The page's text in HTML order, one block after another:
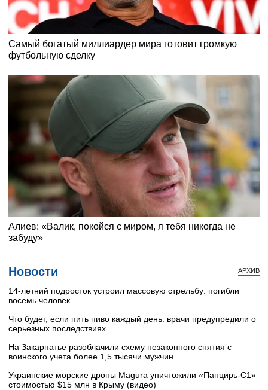
Новости АРХИВ
14-летний подросток устроил массовую стрельбу: погибли
восемь человек
Что будет, если пить пиво каждый день: врачи предупредили о
серьезных последствиях
На Закарпатье разоблачили схему незаконного снятия с
воинского учета более 1,5 тысячи мужчин
Украинские морские дроны Magura уничтожили «Панцирь-С1»
стоимостью $15 млн в Крыму (видео)